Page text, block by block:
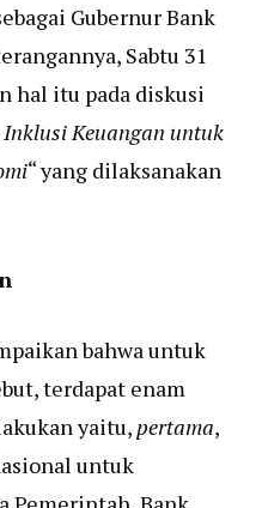
Gubernur Bank
Sabtu 31
hal itu pada diskusi
Keuangan untuk
“ yang dilaksanakan
bahwa untuk
terdapat enam
yaitu, pertama,
untuk